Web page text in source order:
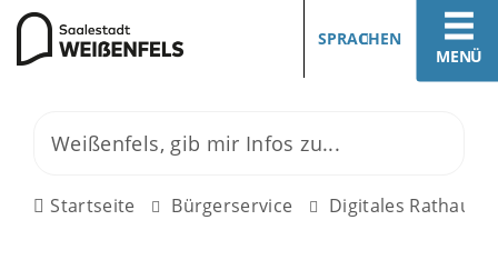
MENÜ
SPRACHEN
Startseite Bürgerservice Digitales Rathaus